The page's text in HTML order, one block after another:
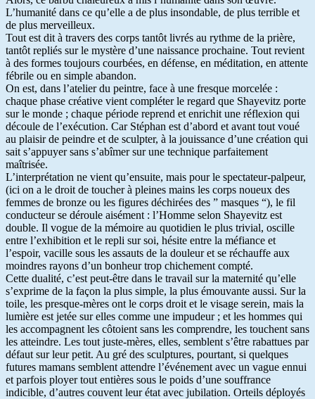
L’humanité dans ce qu’elle a de plus insondable, de plus terrible et
de plus merveilleux.
Tout est dit à travers des corps tantôt livrés au rythme de la prière,
tantôt repliés sur le mystère d’une naissance prochaine. Tout revient
à des formes toujours courbées, en défense, en méditation, en attente
fébrile ou en simple abandon.
On est, dans l’atelier du peintre, face à une fresque morcelée :
chaque phase créative vient compléter le regard que Shayevitz porte
sur le monde ; chaque période reprend et enrichit une réflexion qui
découle de l’exécution. Car Stéphan est d’abord et avant tout voué
au plaisir de peindre et de sculpter, à la jouissance d’une création qui
sait s’appuyer sans s’abîmer sur une technique parfaitement
maîtrisée.
L’interprétation ne vient qu’ensuite, mais pour le spectateur-palpeur,
(ici on a le droit de toucher à pleines mains les corps noueux des
femmes de bronze ou les figures déchirées des ” masques “), le fil
conducteur se déroule aisément : l’Homme selon Shayevitz est
double. Il vogue de la mémoire au quotidien le plus trivial, oscille
entre l’exhibition et le repli sur soi, hésite entre la méfiance et
l’espoir, vacille sous les assauts de la douleur et se réchauffe aux
moindres rayons d’un bonheur trop chichement compté.
Cette dualité, c’est peut-être dans le travail sur la maternité qu’elle
s’exprime de la façon la plus simple, la plus émouvante aussi. Sur la
toile, les presque-mères ont le corps droit et le visage serein, mais la
lumière est jetée sur elles comme une impudeur ; et les hommes qui
les accompagnent les côtoient sans les comprendre, les touchent sans
les atteindre. Les tout juste-mères, elles, semblent s’être rabattues par
défaut sur leur petit. Au gré des sculptures, pourtant, si quelques
futures mamans semblent attendre l’événement avec un vague ennui
et parfois ployer tout entières sous le poids d’une souffrance
indicible, d’autres couvent leur état avec jubilation. Orteils déployés